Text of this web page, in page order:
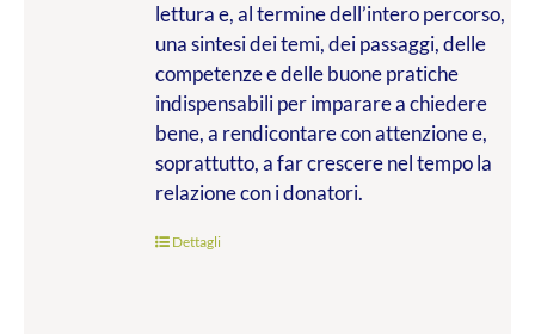
lettura e, al termine dell’intero percorso,
una sintesi dei temi, dei passaggi, delle
competenze e delle buone pratiche
indispensabili per imparare a chiedere
bene, a rendicontare con attenzione e,
soprattutto, a far crescere nel tempo la
relazione con i donatori.
Dettagli